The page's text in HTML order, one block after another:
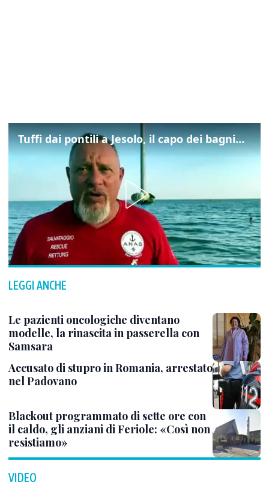
Tuffi dai pontili a Jesolo, il capo dei bagnini: "L'impegno di tutti per evitare altre tragedie"
LEGGI ANCHE
Le pazienti oncologiche diventano
modelle, la rinascita in passerella con
Samsara
Accusato di stupro in Romania, arrestato
nel Padovano
Blackout programmato di sette ore con
il caldo, gli anziani di Feriole: «Così non
resistiamo»
VIDEO